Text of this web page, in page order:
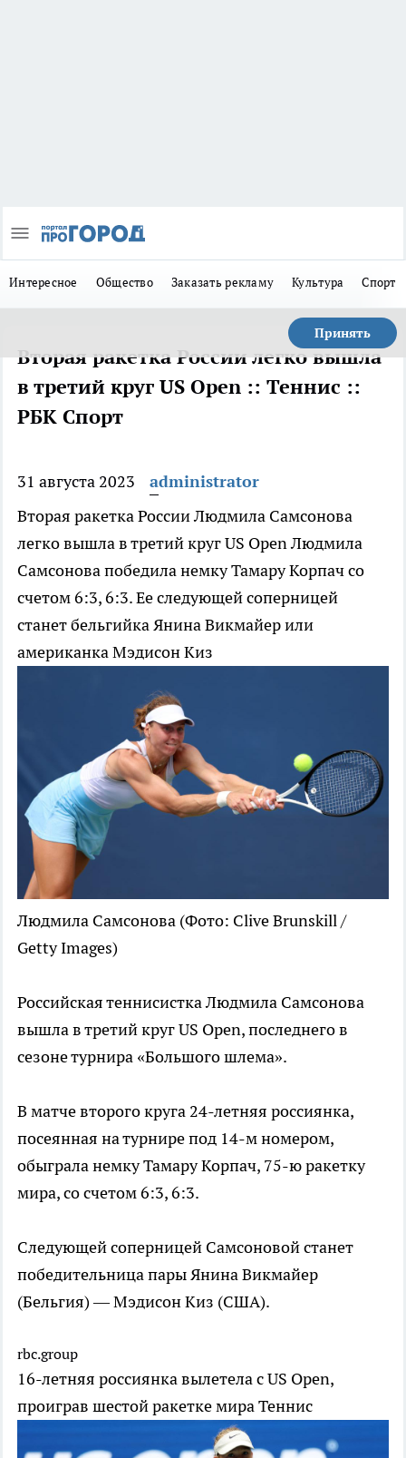
Интересное Общество Заказать рекламу Культура Спорт
Принять
Вторая ракетка России легко вышла
в третий круг US Open :: Теннис ::
РБК Спорт
31 августа 2023
administrator
Вторая ракетка России Людмила Самсонова
легко вышла в третий круг US OpenЛюдмила
Самсонова победила немку Тамару Корпач со
счетом 6:3, 6:3. Ее следующей соперницей
станет бельгийка Янина Викмайер или
американка Мэдисон Киз
Людмила Самсонова (Фото: Clive Brunskill /
Getty Images)
Российская теннисистка Людмила Самсонова
вышла в третий круг US Open, последнего в
сезоне турнира «Большого шлема».
В матче второго круга 24-летняя россиянка,
посеянная на турнире под 14-м номером,
обыграла немку Тамару Корпач, 75-ю ракетку
мира, со счетом 6:3, 6:3.
Следующей соперницей Самсоновой станет
победительница пары Янина Викмайер
(Бельгия) — Мэдисон Киз (США).
rbc.group
16-летняя россиянка вылетела с US Open,
проиграв шестой ракетке мираТеннис